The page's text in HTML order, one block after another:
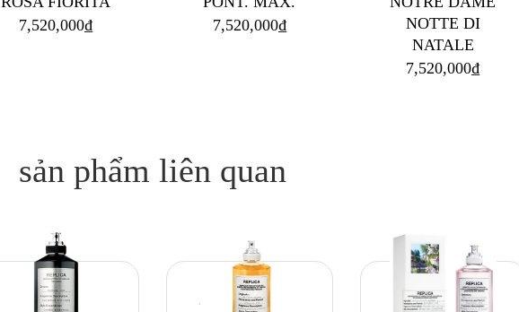
7,520,000₫
7,520,000₫
NOTTE DI
NATALE
7,520,000₫
sản phẩm liên quan